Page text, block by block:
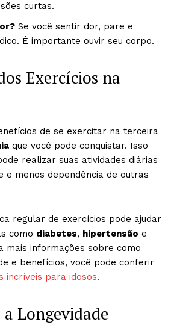
curtas.
Se você sentir dor, pare e
É importante ouvir seu corpo.
Exercícios na
de se exercitar na terceira
que você pode conquistar. Isso
realizar suas atividades diárias
e menos dependência de outras
regular de exercícios pode ajudar
como diabetes, hipertensão e
mais informações sobre como
e benefícios, você pode conferir
incríveis para idosos.
Longevidade